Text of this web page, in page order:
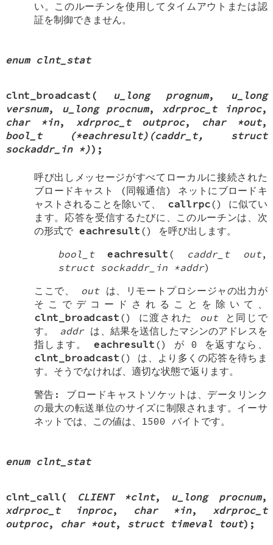
い。このルーチンを使用してタイムアウトまたは認
証を制御できません。
enum clnt_stat
clnt_broadcast ( u_long prognum, u_long
versnum, u_long procnum, xdrproc_t inproc,
char *in, xdrproc_t outproc, char *out,
bool_t (*eachresult)(caddr_t, struct
sockaddr_in *));
呼び出しメッセージがすべてローカルに接続された
ブロードキャスト (同報通信) ネットにブロードキ
ャストされることを除いて、 callrpc() に似てい
ます。応答を受信するたびに、このルーチンは、次
の形式で eachresult () を呼び出します。
bool_t
eachresult ( caddr_t out,
struct sockaddr_in *addr)
ここで、 outは、リモートプロシージャの出力が
そこでデコードされることを除いて、
clnt_broadcast () に渡された outと同じで
す。 addrは、結果を送信したマシンのアドレスを
指します。eachresult () が 0 を返すなら、
clnt_broadcast () は、より多くの応答を待ちま
す。そうでなければ、適切な状態で返ります。
警告: ブロードキャストソケットは、データリンク
の最大の転送単位のサイズに制限されます。イーサ
ネットでは、この値は、1500 バイトです。
enum clnt_stat
clnt_call ( CLIENT *clnt, u_long procnum,
xdrproc_t inproc, char *in, xdrproc_t
outproc, char *out, struct timeval tout);